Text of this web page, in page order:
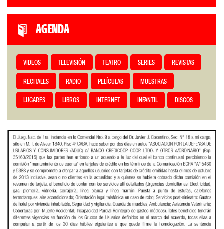
AGENDA
VIDEOS TELEVISIÓN TEATRO SERIES REVISTAS
RECITALES RADIO PELÍCULAS MUESTRAS
LUGARES LIBROS INTERNET INFANTIL DISCOS